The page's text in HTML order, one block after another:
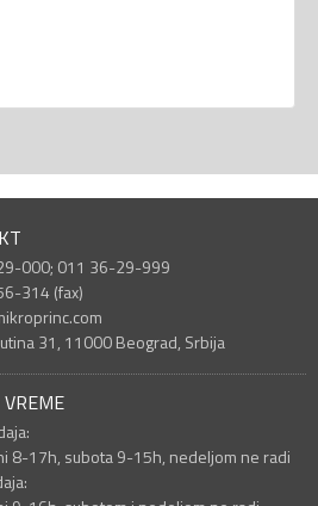
000; 011 36-29-999
314 (fax)
31, 11000 Beograd, Srbija
8-17h, subota 9-15h, nedeljom ne radi